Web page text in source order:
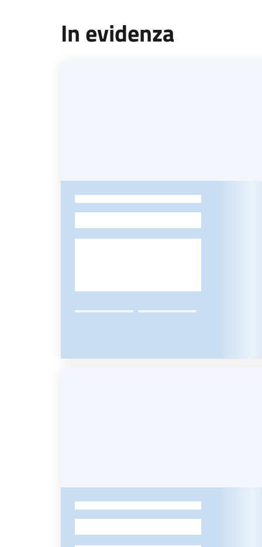
In evidenza
-
-